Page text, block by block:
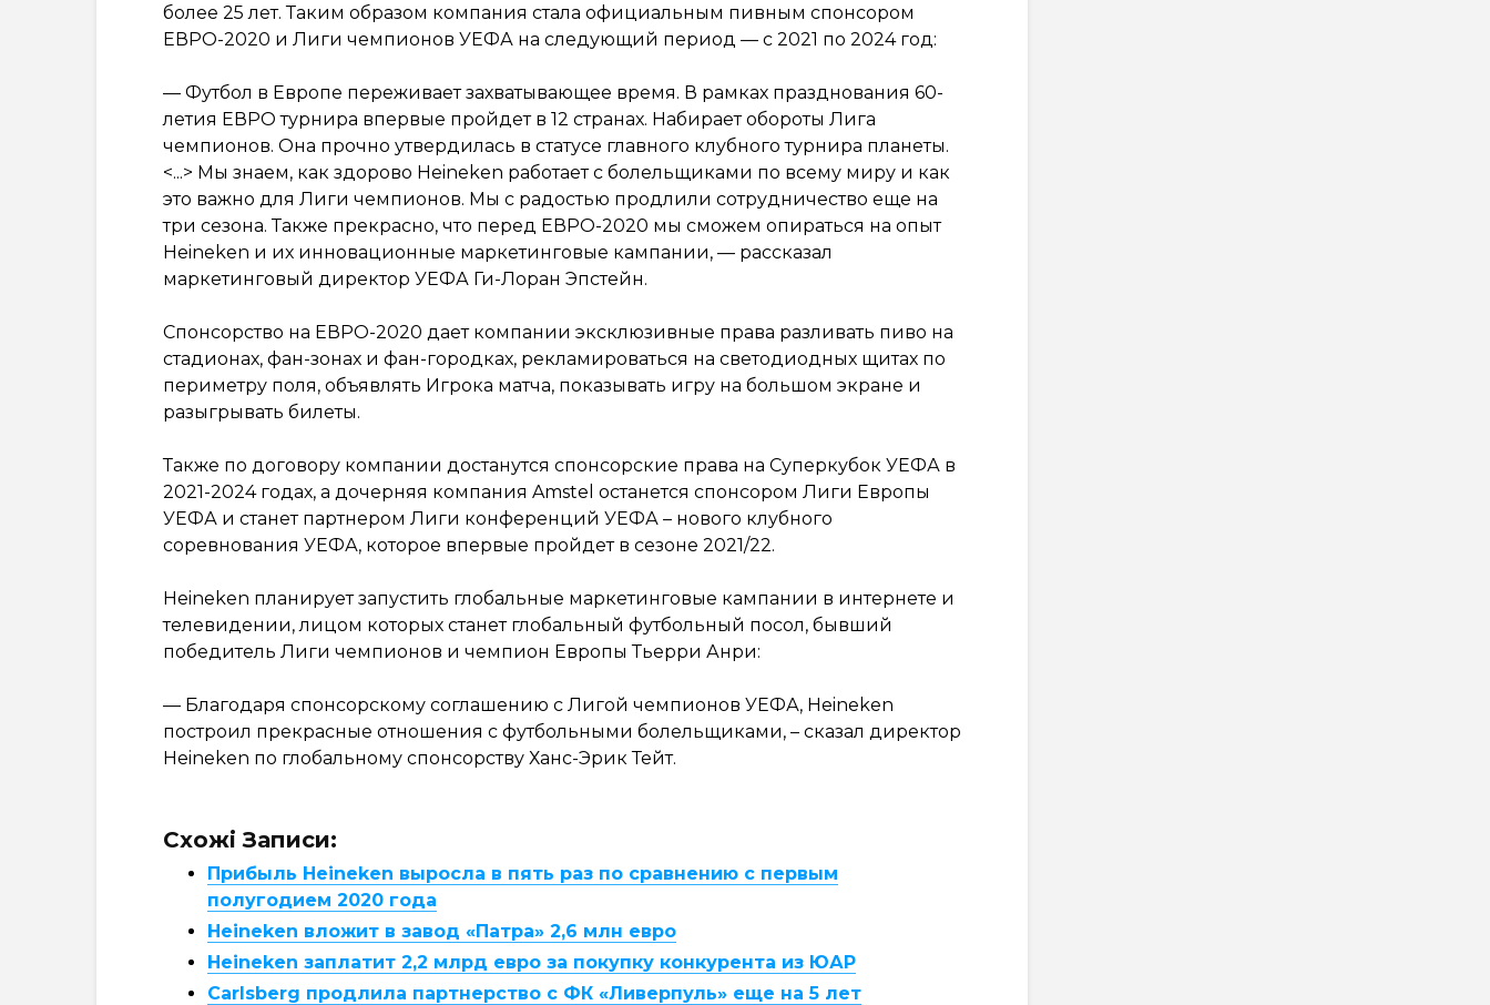
более 25 лет. Таким образом компания стала официальным пивным спонсором
ЕВРО-2020 и Лиги чемпионов УЕФА на следующий период — с 2021 по 2024 год:
— Футбол в Европе переживает захватывающее время. В рамках празднования 60-
летия ЕВРО турнира впервые пройдет в 12 странах. Набирает обороты Лига
чемпионов. Она прочно утвердилась в статусе главного клубного турнира планеты.
<...> Мы знаем, как здорово Heineken работает с болельщиками по всему миру и как
это важно для Лиги чемпионов. Мы с радостью продлили сотрудничество еще на
три сезона. Также прекрасно, что перед ЕВРО-2020 мы сможем опираться на опыт
Heineken и их инновационные маркетинговые кампании, — рассказал
маркетинговый директор УЕФА Ги-Лоран Эпстейн.
Спонсорство на ЕВРО-2020 дает компании эксклюзивные права разливать пиво на
стадионах, фан-зонах и фан-городках, рекламироваться на светодиодных щитах по
периметру поля, объявлять Игрока матча, показывать игру на большом экране и
разыгрывать билеты.
Также по договору компании достанутся спонсорские права на Суперкубок УЕФА в
2021-2024 годах, а дочерняя компания Amstel останется спонсором Лиги Европы
УЕФА и станет партнером Лиги конференций УЕФА – нового клубного
соревнования УЕФА, которое впервые пройдет в сезоне 2021/22.
Heineken планирует запустить глобальные маркетинговые кампании в интернете и
телевидении, лицом которых станет глобальный футбольный посол, бывший
победитель Лиги чемпионов и чемпион Европы Тьерри Анри:
— Благодаря спонсорскому соглашению с Лигой чемпионов УЕФА, Heineken
построил прекрасные отношения с футбольными болельщиками, – сказал директор
Heineken по глобальному спонсорству Ханс-Эрик Тейт.
Схожі Записи:
Прибыль Heineken выросла в пять раз по сравнению с первым
полугодием 2020 года
Heineken вложит в завод «Патра» 2,6 млн евро
Heineken заплатит 2,2 млрд евро за покупку конкурента из ЮАР
Carlsberg продлила партнерство с ФК «Ливерпуль» еще на 5 лет